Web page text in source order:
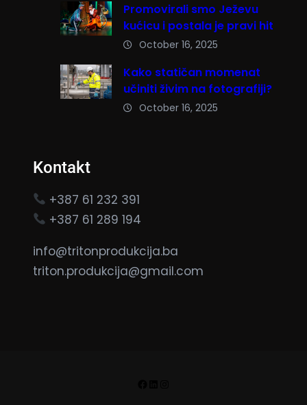
Promovirali smo Ježevu
kućicu i postala je pravi hit
October 16, 2025
Kako statičan momenat
učiniti živim na fotografiji?
October 16, 2025
Kontakt
+387 61 232 391
+387 61 289 194
info@tritonprodukcija.ba
triton.produkcija@gmail.com